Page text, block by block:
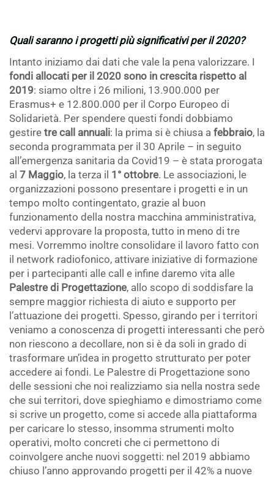
Quali saranno i progetti più significativi per il 2020?
Intanto iniziamo dai dati che vale la pena valorizzare. I
fondi allocati per il 2020 sono in crescita rispetto al
2019: siamo oltre i 26 milioni, 13.900.000 per
Erasmus+ e 12.800.000 per il Corpo Europeo di
Solidarietà. Per spendere questi fondi dobbiamo
gestire tre call annuali: la prima si è chiusa a febbraio, la
seconda programmata per il 30 Aprile – in seguito
all’emergenza sanitaria da Covid19 – è stata prorogata
al 7 Maggio, la terza il 1° ottobre. Le associazioni, le
organizzazioni possono presentare i progetti e in un
tempo molto contingentato, grazie al buon
funzionamento della nostra macchina amministrativa,
vedervi approvare la proposta, tutto in meno di tre
mesi. Vorremmo inoltre consolidare il lavoro fatto con
il network radiofonico, attivare iniziative di formazione
per i partecipanti alle call e infine daremo vita alle
Palestre di Progettazione, allo scopo di soddisfare la
sempre maggior richiesta di aiuto e supporto per
l’attuazione dei progetti. Spesso, girando per i territori
veniamo a conoscenza di progetti interessanti che però
non riescono a decollare, non si è da soli in grado di
trasformare un’idea in progetto strutturato per poter
accedere ai fondi. Le Palestre di Progettazione sono
delle sessioni che noi realizziamo sia nella nostra sede
che sui territori, dove spieghiamo e dimostriamo come
si scrive un progetto, come si accede alla piattaforma
per caricare lo stesso, insomma strumenti molto
operativi, molto concreti che ci permettono di
coinvolgere anche nuovi soggetti: nel 2019 abbiamo
chiuso l’anno approvando progetti per il 42% a nuove